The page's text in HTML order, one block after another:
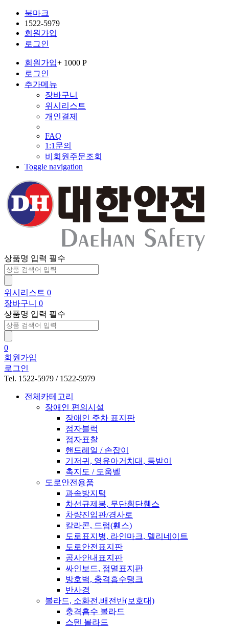
북마크
1522-5979
회원가입
로그인
회원가입+ 1000 P
로그인
추가메뉴
장바구니
위시리스트
개인결제
FAQ
1:1문의
비회원주문조회
Toggle navigation
상품명 입력 필수
위시리스트 0
장바구니 0
상품명 입력 필수
0
회원가입
로그인
Tel. 1522-5979 / 1522-5979
전체카테고리
장애인 편의시설
장애인 주차 표지판
점자블럭
점자표찰
핸드레일 / 손잡이
기저귀, 영유아거치대, 등받이
촉지도 / 도움벨
도로안전용품
과속방지턱
차선규제봉, 무단횡단휀스
차량진입판/경사로
칼라콘, 드럼(휀스)
도로표지병, 라인마크, 델리네이트
도로안전표지판
공사안내표지판
싸인보드, 점멸표지판
방호벽, 충격흡수탱크
반사경
볼라드, 소화전,배전반(보호대)
충격흡수 볼라드
스텐 볼라드